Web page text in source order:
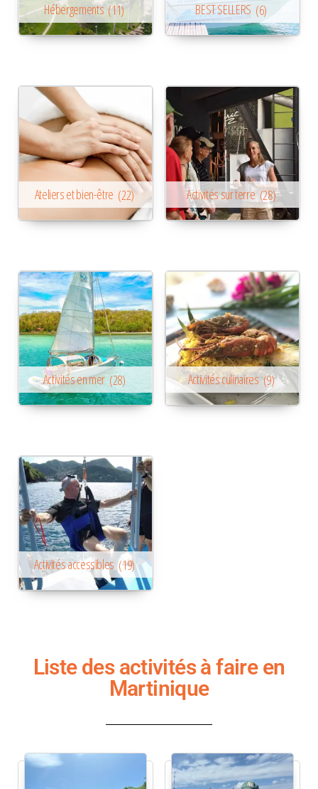
Hébergements (11) BEST SELLERS (6)
Ateliers et bien-être (22) Activités sur terre (28)
Activités en mer(28) Activités culinaires (9)
Activités accessibles (19)
Liste des activités à faire en
Martinique